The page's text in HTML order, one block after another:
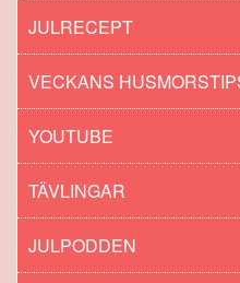
JULRECEPT
VECKANS
YOUTUBE
TÄVLINGAR
JULPODDEN